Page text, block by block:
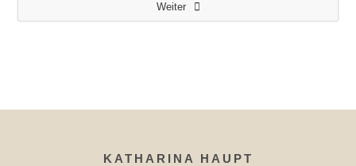
Weiter
KATHARINA HAUPT